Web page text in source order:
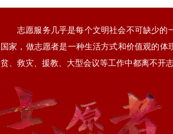
志愿服务几乎是每个文明社会不可缺少的
国家，做志愿者是一种生活方式和价值观的体
贫、救灾、援教、大型会议等工作中都离不开